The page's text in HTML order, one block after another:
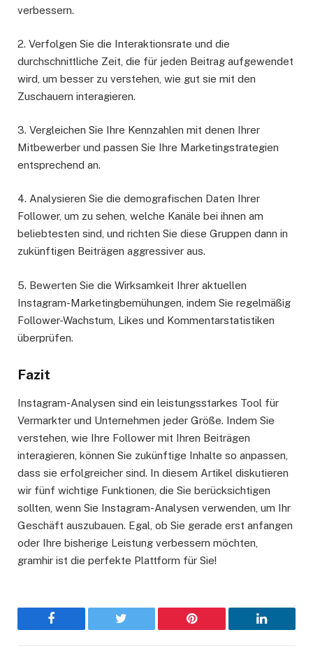
verbessern.
2. Verfolgen Sie die Interaktionsrate und die
durchschnittliche Zeit, die für jeden Beitrag aufgewendet
wird, um besser zu verstehen, wie gut sie mit den
Zuschauern interagieren.
3. Vergleichen Sie Ihre Kennzahlen mit denen Ihrer
Mitbewerber und passen Sie Ihre Marketingstrategien
entsprechend an.
4. Analysieren Sie die demografischen Daten Ihrer
Follower, um zu sehen, welche Kanäle bei ihnen am
beliebtesten sind, und richten Sie diese Gruppen dann in
zukünftigen Beiträgen aggressiver aus.
5. Bewerten Sie die Wirksamkeit Ihrer aktuellen
Instagram-Marketingbemühungen, indem Sie regelmäßig
Follower-Wachstum, Likes und Kommentarstatistiken
überprüfen.
Fazit
Instagram-Analysen sind ein leistungsstarkes Tool für
Vermarkter und Unternehmen jeder Größe. Indem Sie
verstehen, wie Ihre Follower mit Ihren Beiträgen
interagieren, können Sie zukünftige Inhalte so anpassen,
dass sie erfolgreicher sind. In diesem Artikel diskutieren
wir fünf wichtige Funktionen, die Sie berücksichtigen
sollten, wenn Sie Instagram-Analysen verwenden, um Ihr
Geschäft auszubauen. Egal, ob Sie gerade erst anfangen
oder Ihre bisherige Leistung verbessern möchten,
gramhir ist die perfekte Plattform für Sie!
Facebook Twitter Pinterest LinkedIn